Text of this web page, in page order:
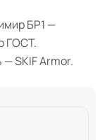
БР1 —
ГОСТ.
SKIF Armor.